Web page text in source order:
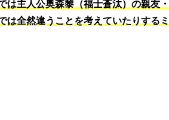
は主人公奥森黎（福士蒼汰）の親友
は全然違うことを考えていたりする